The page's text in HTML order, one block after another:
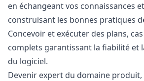
en échangeant vos connaissances
construisant les bonnes pratiques
Concevoir et exécuter des plans,
complets garantissant la fiabilité et
du logiciel.
Devenir expert du domaine